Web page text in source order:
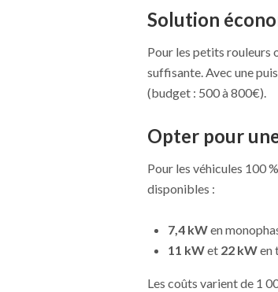
Solution
Pour les petits rouleurs
suffisante. Avec une
(budget : 500 à 800€).
Opter pour
Pour les véhicules 100
disponibles :
7,4 kWen
11 kWet 22 kWen
Les coûts varient de 1